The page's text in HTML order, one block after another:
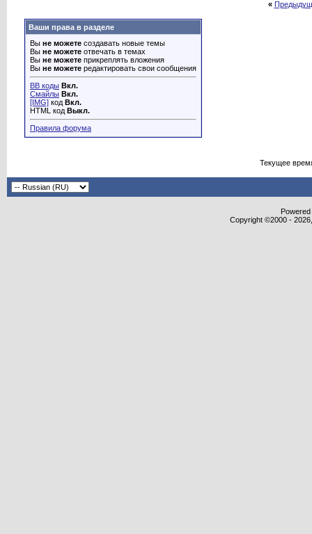
«
Ваши права в разделе
Вы не можете создавать новые темы
Вы не можете отвечать в темах
Вы не можете прикреплять вложения
Вы не можете редактировать свои сообщения
BB коды Вкл.
Смайлы Вкл.
[IMG] код Вкл.
HTML код Выкл.
Правила форума
Текущее
Copyright ©2000 -